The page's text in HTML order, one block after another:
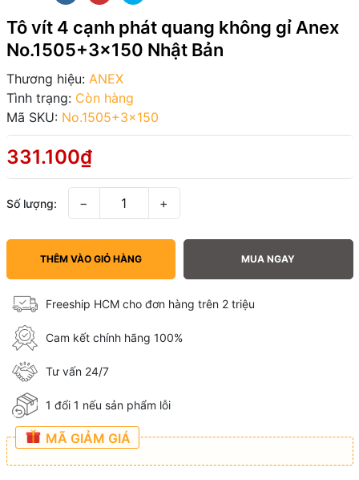
Tô vít 4 cạnh phát quang không gỉ Anex
No.1505+3x150 Nhật Bản
Thương hiệu: ANEX
Tình trạng: Còn hàng
Mã SKU: No.1505+3x150
331.100₫
Số lượng: − +
THÊM VÀO GIỎ HÀNG MUA NGAY
Freeship HCM cho đơn hàng trên 2 triệu
Cam kết chính hãng 100%
Tư vấn 24/7
1 đổi 1 nếu sản phẩm lỗi
MÃ GIẢM GIÁ